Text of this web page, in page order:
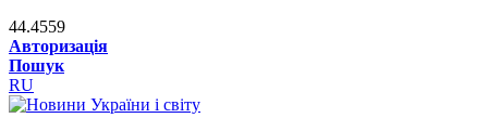
44.4559
Авторизація
Пошук
RU